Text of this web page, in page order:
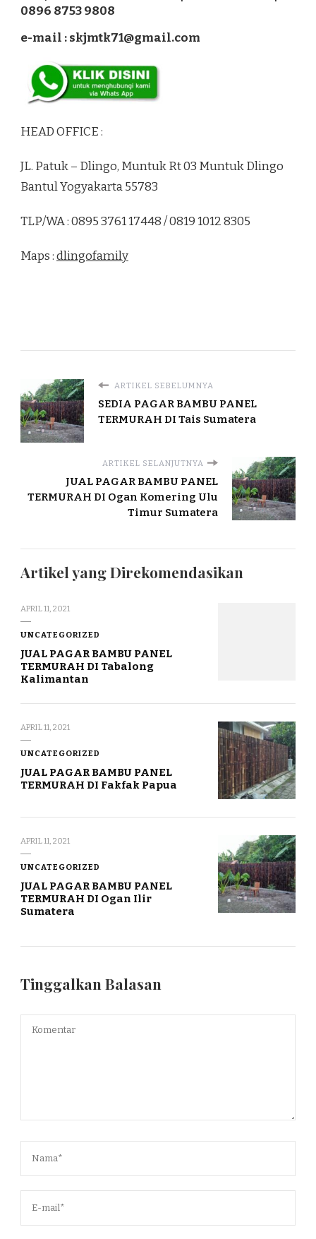
0896 8753 9808
e-mail : skjmtk71@gmail.com
HEAD OFFICE :
JL. Patuk – Dlingo, Muntuk Rt 03 Muntuk Dlingo
Bantul Yogyakarta 55783
TLP/WA : 0895 3761 17448 / 0819 1012 8305
Maps :dlingofamily
ARTIKEL SEBELUMNYA
SEDIA PAGAR BAMBU PANEL
TERMURAH DI Tais Sumatera
ARTIKEL SELANJUTNYA
JUAL PAGAR BAMBU PANEL
TERMURAH DI Ogan Komering Ulu
Timur Sumatera
Artikel yang Direkomendasikan
APRIL 11, 2021
UNCATEGORIZED
JUAL PAGAR BAMBU PANEL
TERMURAH DI Tabalong
Kalimantan
APRIL 11, 2021
UNCATEGORIZED
JUAL PAGAR BAMBU PANEL
TERMURAH DI Fakfak Papua
APRIL 11, 2021
UNCATEGORIZED
JUAL PAGAR BAMBU PANEL
TERMURAH DI Ogan Ilir
Sumatera
Tinggalkan Balasan